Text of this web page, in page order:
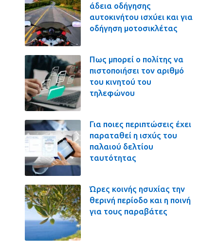
άδεια οδήγησης
αυτοκινήτου ισχύει και για
οδήγηση μοτοσικλέτας
Πως μπορεί ο πολίτης να
πιστοποιήσει τον αριθμό
του κινητού του
τηλεφώνου
Για ποιες περιπτώσεις έχει
παραταθεί η ισχύς του
παλαιού δελτίου
ταυτότητας
Ώρες κοινής ησυχίας την
θερινή περίοδο και η ποινή
για τους παραβάτες